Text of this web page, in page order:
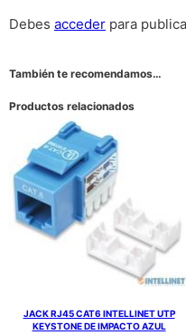
Debes acceder para
También te recomendamos…
Productos relacionados
JACK RJ45 CAT6 INTELLINET UTP
KEYSTONE DE IMPACTO AZUL